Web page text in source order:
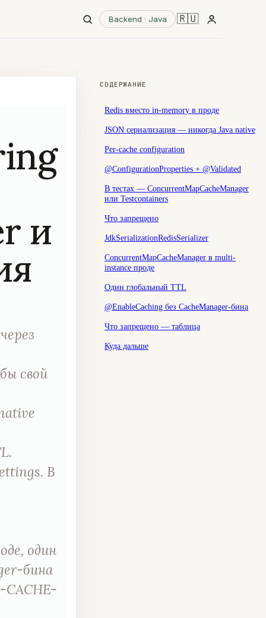
Backend · Java 🇷🇺
и
свой
В
один
бина
CACHE-
СОДЕРЖАНИЕ
Redis вместо in-memory в проде
JSON сериализация — никогда Java native
Per-cache configuration
@ConfigurationProperties + @Validated
В тестах — ConcurrentMapCacheManager
или Testcontainers
Что запрещено
JdkSerializationRedisSerializer
ConcurrentMapCacheManager в multi-
instance проде
Один глобальный TTL
@EnableCaching без CacheManager-бина
Что запрещено — таблица
Куда дальше